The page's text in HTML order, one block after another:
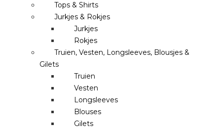
Tops & Shirts
Jurkjes & Rokjes
Jurkjes
Rokjes
Truien, Vesten, Longsleeves, Blousjes &
Gilets
Truien
Vesten
Longsleeves
Blouses
Gilets